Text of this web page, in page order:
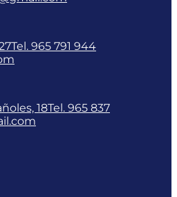
Tel. 965 791 944
18Tel. 965 837